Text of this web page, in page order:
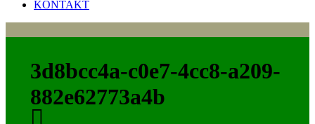
KONTAKT
3d8bcc4a-c0e7-4cc8-a209-
882e62773a4b